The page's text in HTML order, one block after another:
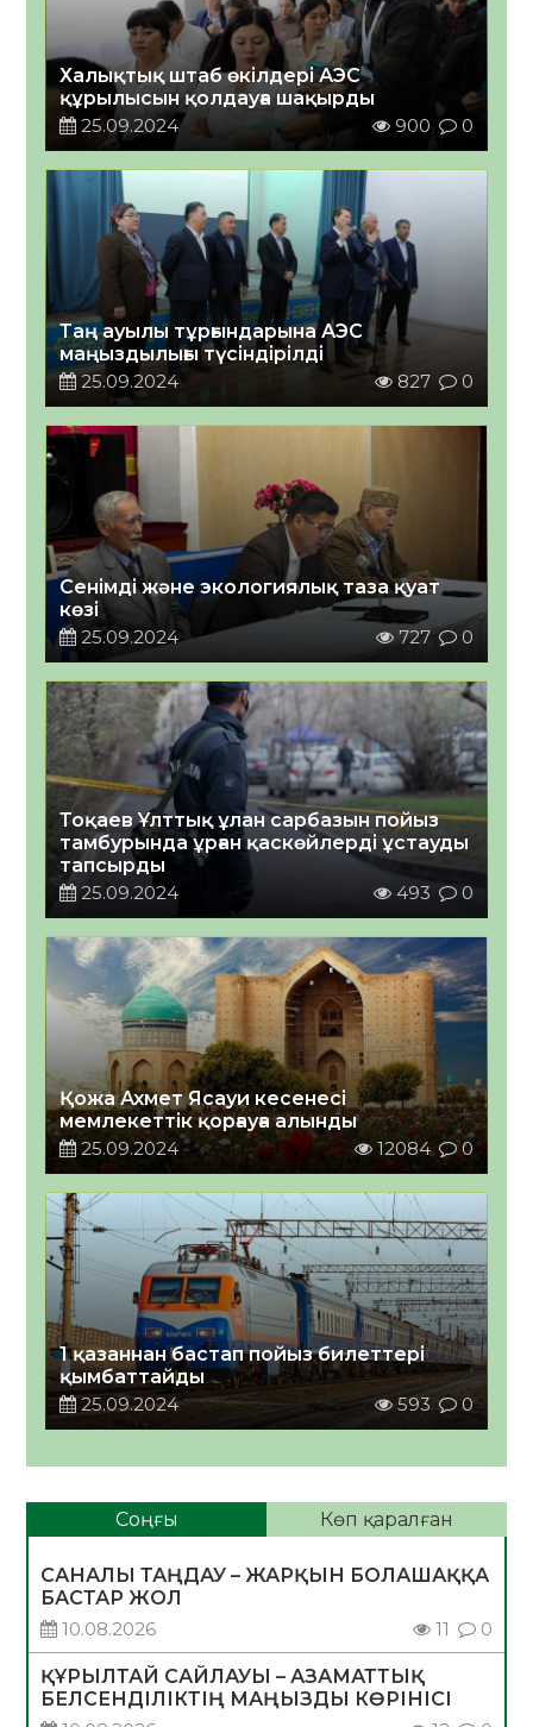
Халықтық штаб өкілдері АЭС
құрылысын қолдауға шақырды
25.09.2024
900 0
Таң ауылы тұрғындарына АЭС
маңыздылығы түсіндірілді
25.09.2024
827 0
Сенімді және экологиялық таза қуат
көзі
25.09.2024
727 0
Тоқаев Ұлттық ұлан сарбазын пойыз
тамбурында ұрған қаскөйлерді ұстауды
тапсырды
25.09.2024
493 0
Қожа Ахмет Ясауи кесенесі
мемлекеттік қорғауға алынды
25.09.2024
12084 0
1 қазаннан бастап пойыз билеттері
қымбаттайды
25.09.2024
593 0
Соңғы Көп қаралған
САНАЛЫ ТАҢДАУ – ЖАРҚЫН БОЛАШАҚҚА
БАСТАР ЖОЛ
10.08.2026
11 0
ҚҰРЫЛТАЙ САЙЛАУЫ – АЗАМАТТЫҚ
БЕЛСЕНДІЛІКТІҢ МАҢЫЗДЫ КӨРІНІСІ